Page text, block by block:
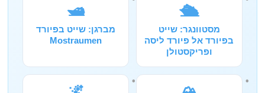
🛳️
מסטוונגר: שייט
בפיורד אל פיורד ליסה
ופריקסטולן
🛥️
מברגן: שייט בפיורד
Mostraumen